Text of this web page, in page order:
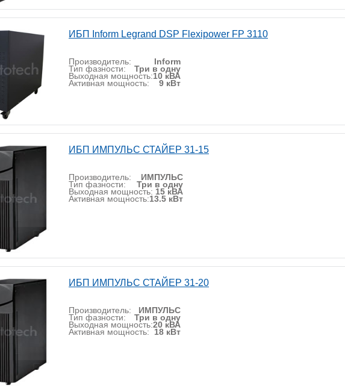
ИБП Inform Legrand DSP Flexipower FP 3110
Производитель: Inform
Тип фазности: Три в одну
Выходная мощность:10 кВА
Активная мощность: 9 кВт
ИБП ИМПУЛЬС СТАЙЕР 31-15
Производитель: ИМПУЛЬС
Тип фазности: Три в одну
Выходная мощность: 15 кВА
Активная мощность:13.5 кВт
ИБП ИМПУЛЬС СТАЙЕР 31-20
Производитель: ИМПУЛЬС
Тип фазности: Три в одну
Выходная мощность:20 кВА
Активная мощность: 18 кВт